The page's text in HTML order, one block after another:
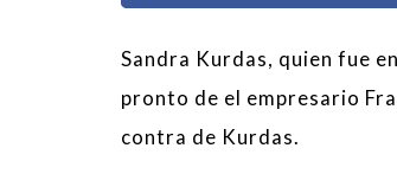
Sandra Kurdas, quien fue
pronto de el empresario
contra de Kurdas.